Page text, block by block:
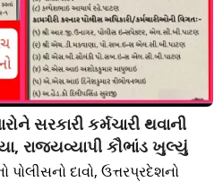
સરકારી કર્મચારી થવાની
રાજ્યવ્યાપી કૌભાંડ ખુલ્યું
પોલીસનો દાવો, ઉત્તરપ્રદેશનો